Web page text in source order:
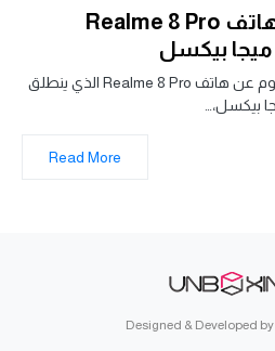
الإعلان الرسمي عن هاتف Realme 8 Pro
أعلنت شركة Realme رسمياً اليوم عن هاتف Realme 8 Pro الذي ينطلق
Read More
Designed & Developed by